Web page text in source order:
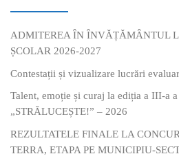
ADMITEREA ÎN ÎNVĂȚĂMÂNTUL
ȘCOLAR 2026-2027
Contestații și vizualizare lucrări
Talent, emoție și curaj la ediția a III-a
„STRĂLUCEȘTE!” – 2026
REZULTATELE FINALE LA
TERRA, ETAPA PE MUNICIPIU-